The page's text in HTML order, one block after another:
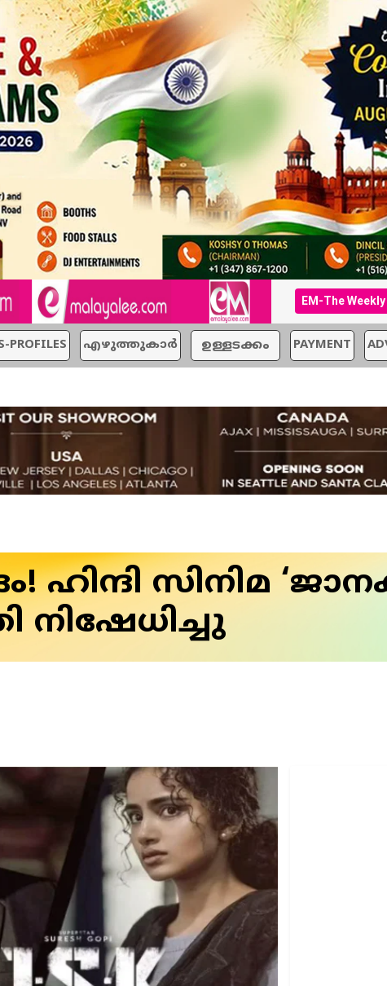
EM-The Weekly
PROFILES എഴുത്തുകാര്‍ ഉള്ളടക്കം PAYMENT
ഹിന്ദി സിനിമ